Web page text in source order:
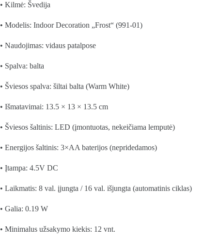
• Kilmė: Švedija
• Modelis: Indoor Decoration „Frost“ (991-01)
• Naudojimas: vidaus patalpose
• Spalva: balta
• Šviesos spalva: šiltai balta (Warm White)
• Išmatavimai: 13.5 × 13 × 13.5 cm
• Šviesos šaltinis: LED (įmontuotas, nekeičiama lemputė)
• Energijos šaltinis: 3×AA baterijos (nepridedamos)
• Įtampa: 4.5V DC
• Laikmatis: 8 val. įjungta / 16 val. išjungta (automatinis ciklas)
• Galia: 0.19 W
• Minimalus užsakymo kiekis: 12 vnt.